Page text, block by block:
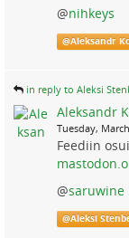
@nihkeys
@Aleksandr
in reply to Aleksi
Aleksandr
Tuesday,
Feediin
@saruwine
@Aleksi